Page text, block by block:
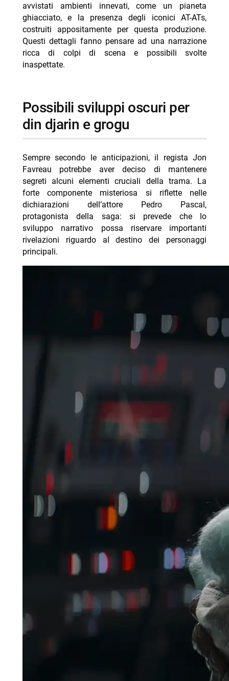
avvistati ambienti innevati, come un pianeta
ghiacciato, e la presenza degli iconici AT-ATs,
costruiti appositamente per questa produzione.
Questi dettagli fanno pensare ad una narrazione
ricca di colpi di scena e possibili svolte
inaspettate.
possibili sviluppi oscuri per
din djarin e grogu
Sempre secondo le anticipazioni, il regista Jon
Favreau potrebbe aver deciso di mantenere
segreti alcuni elementi cruciali della trama. La
forte componente misteriosa si riflette nelle
dichiarazioni dell’attore Pedro Pascal,
protagonista della saga: si prevede che lo
sviluppo narrativo possa riservare importanti
rivelazioni riguardo al destino dei personaggi
principali.